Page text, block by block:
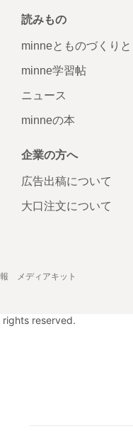
読みもの
minneとものづくりと
minne学習帖
ニュース
minneの本
企業の方へ
広告出稿について
大口注文について
メディアキット
reserved.